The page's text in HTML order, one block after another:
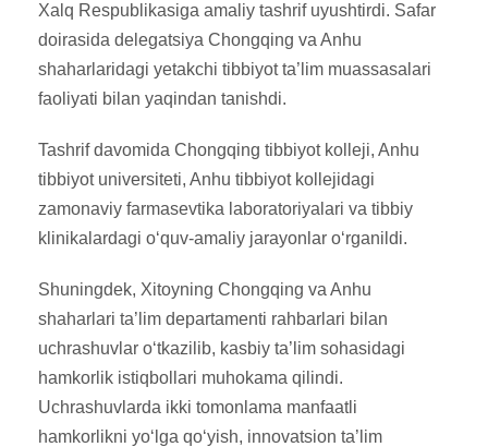
Xalq Respublikasiga amaliy tashrif uyushtirdi. Safar
doirasida delegatsiya Chongqing va Anhu
shaharlaridagi yetakchi tibbiyot ta’lim muassasalari
faoliyati bilan yaqindan tanishdi.
Tashrif davomida Chongqing tibbiyot kolleji, Anhu
tibbiyot universiteti, Anhu tibbiyot kollejidagi
zamonaviy farmasevtika laboratoriyalari va tibbiy
klinikalardagi o‘quv-amaliy jarayonlar o‘rganildi.
Shuningdek, Xitoyning Chongqing va Anhu
shaharlari ta’lim departamenti rahbarlari bilan
uchrashuvlar o‘tkazilib, kasbiy ta’lim sohasidagi
hamkorlik istiqbollari muhokama qilindi.
Uchrashuvlarda ikki tomonlama manfaatli
hamkorlikni yo‘lga qo‘yish, innovatsion ta’lim